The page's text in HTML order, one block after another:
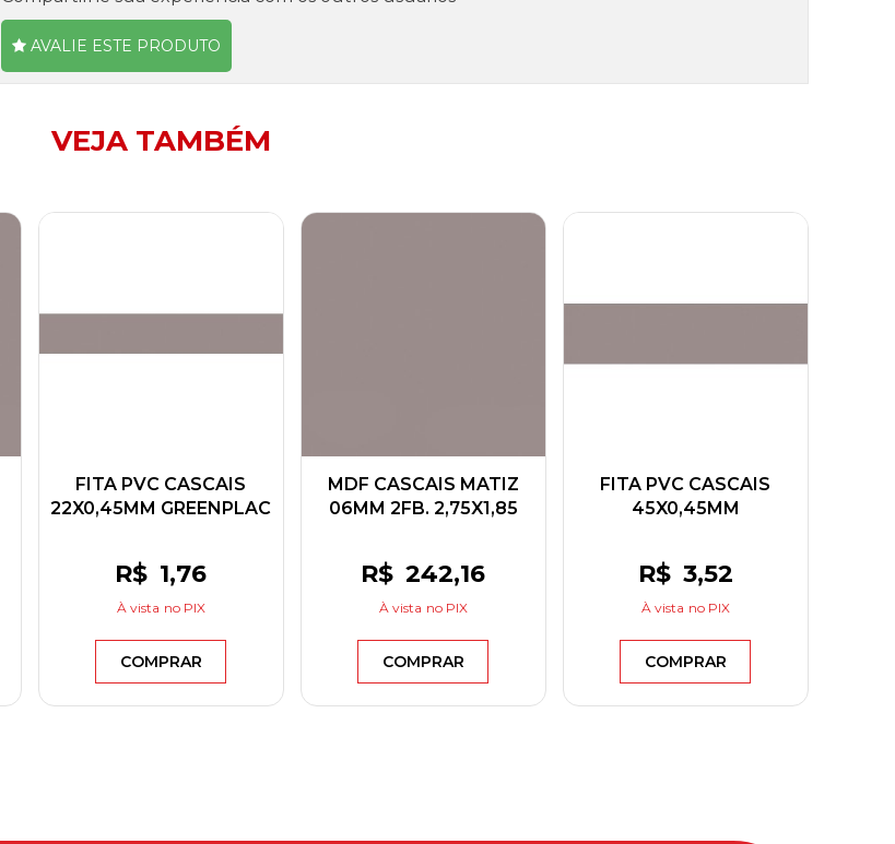
AVALIE ESTE PRODUTO
VEJA TAMBÉM
FITA PVC CASCAIS
22X0,45MM GREENPLAC
R$ 1,76
À vista no PIX
COMPRAR
MDF CASCAIS MATIZ
06MM 2FB. 2,75X1,85
R$ 242,16
À vista no PIX
COMPRAR
FITA PVC CASCAIS
45X0,45MM
R$ 3,52
À vista no PIX
COMPRAR